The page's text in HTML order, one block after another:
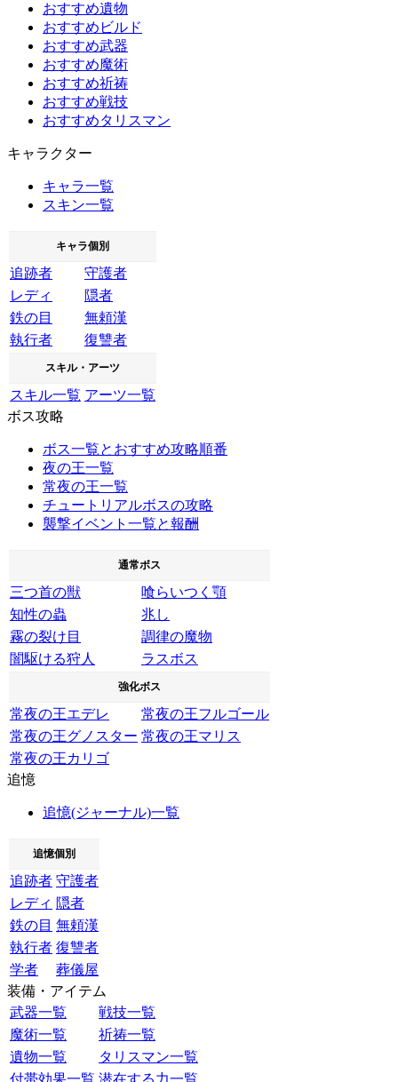
おすすめ遺物
おすすめビルド
おすすめ武器
おすすめ魔術
おすすめ祈祷
おすすめ戦技
おすすめタリスマン
キャラクター
キャラ一覧
スキン一覧
キャラ個別
追跡者
守護者
レディ
隠者
鉄の目
無頼漢
執行者
復讐者
スキル・アーツ
スキル一覧 アーツ一覧
ボス攻略
ボス一覧とおすすめ攻略順番
夜の王一覧
常夜の王一覧
チュートリアルボスの攻略
襲撃イベント一覧と報酬
通常ボス
三つ首の獣
喰らいつく顎
知性の蟲
兆し
霧の裂け目
調律の魔物
闇駆ける狩人
ラスボス
強化ボス
常夜の王エデレ
常夜の王フルゴール
常夜の王グノスター 常夜の王マリス
常夜の王カリゴ
追憶
追憶(ジャーナル)一覧
追憶個別
追跡者 守護者
レディ 隠者
鉄の目 無頼漢
執行者 復讐者
学者
葬儀屋
装備・アイテム
武器一覧
戦技一覧
魔術一覧
祈祷一覧
遺物一覧
タリスマン一覧
付帯効果一覧 潜在する力一覧